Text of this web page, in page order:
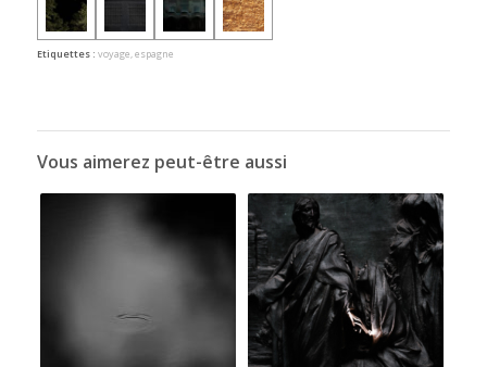
Etiquettes : voyage,espagne
Vous aimerez peut-être aussi